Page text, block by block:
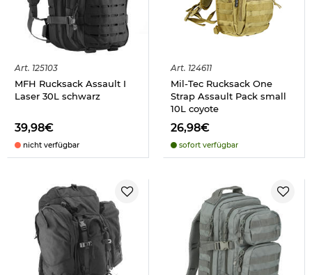
Art. 125103
MFH Rucksack Assault I
Laser 30L schwarz
39,98€
nicht verfügbar
Art. 124611
Mil-Tec Rucksack One
Strap Assault Pack small
10L coyote
26,98€
sofort verfügbar